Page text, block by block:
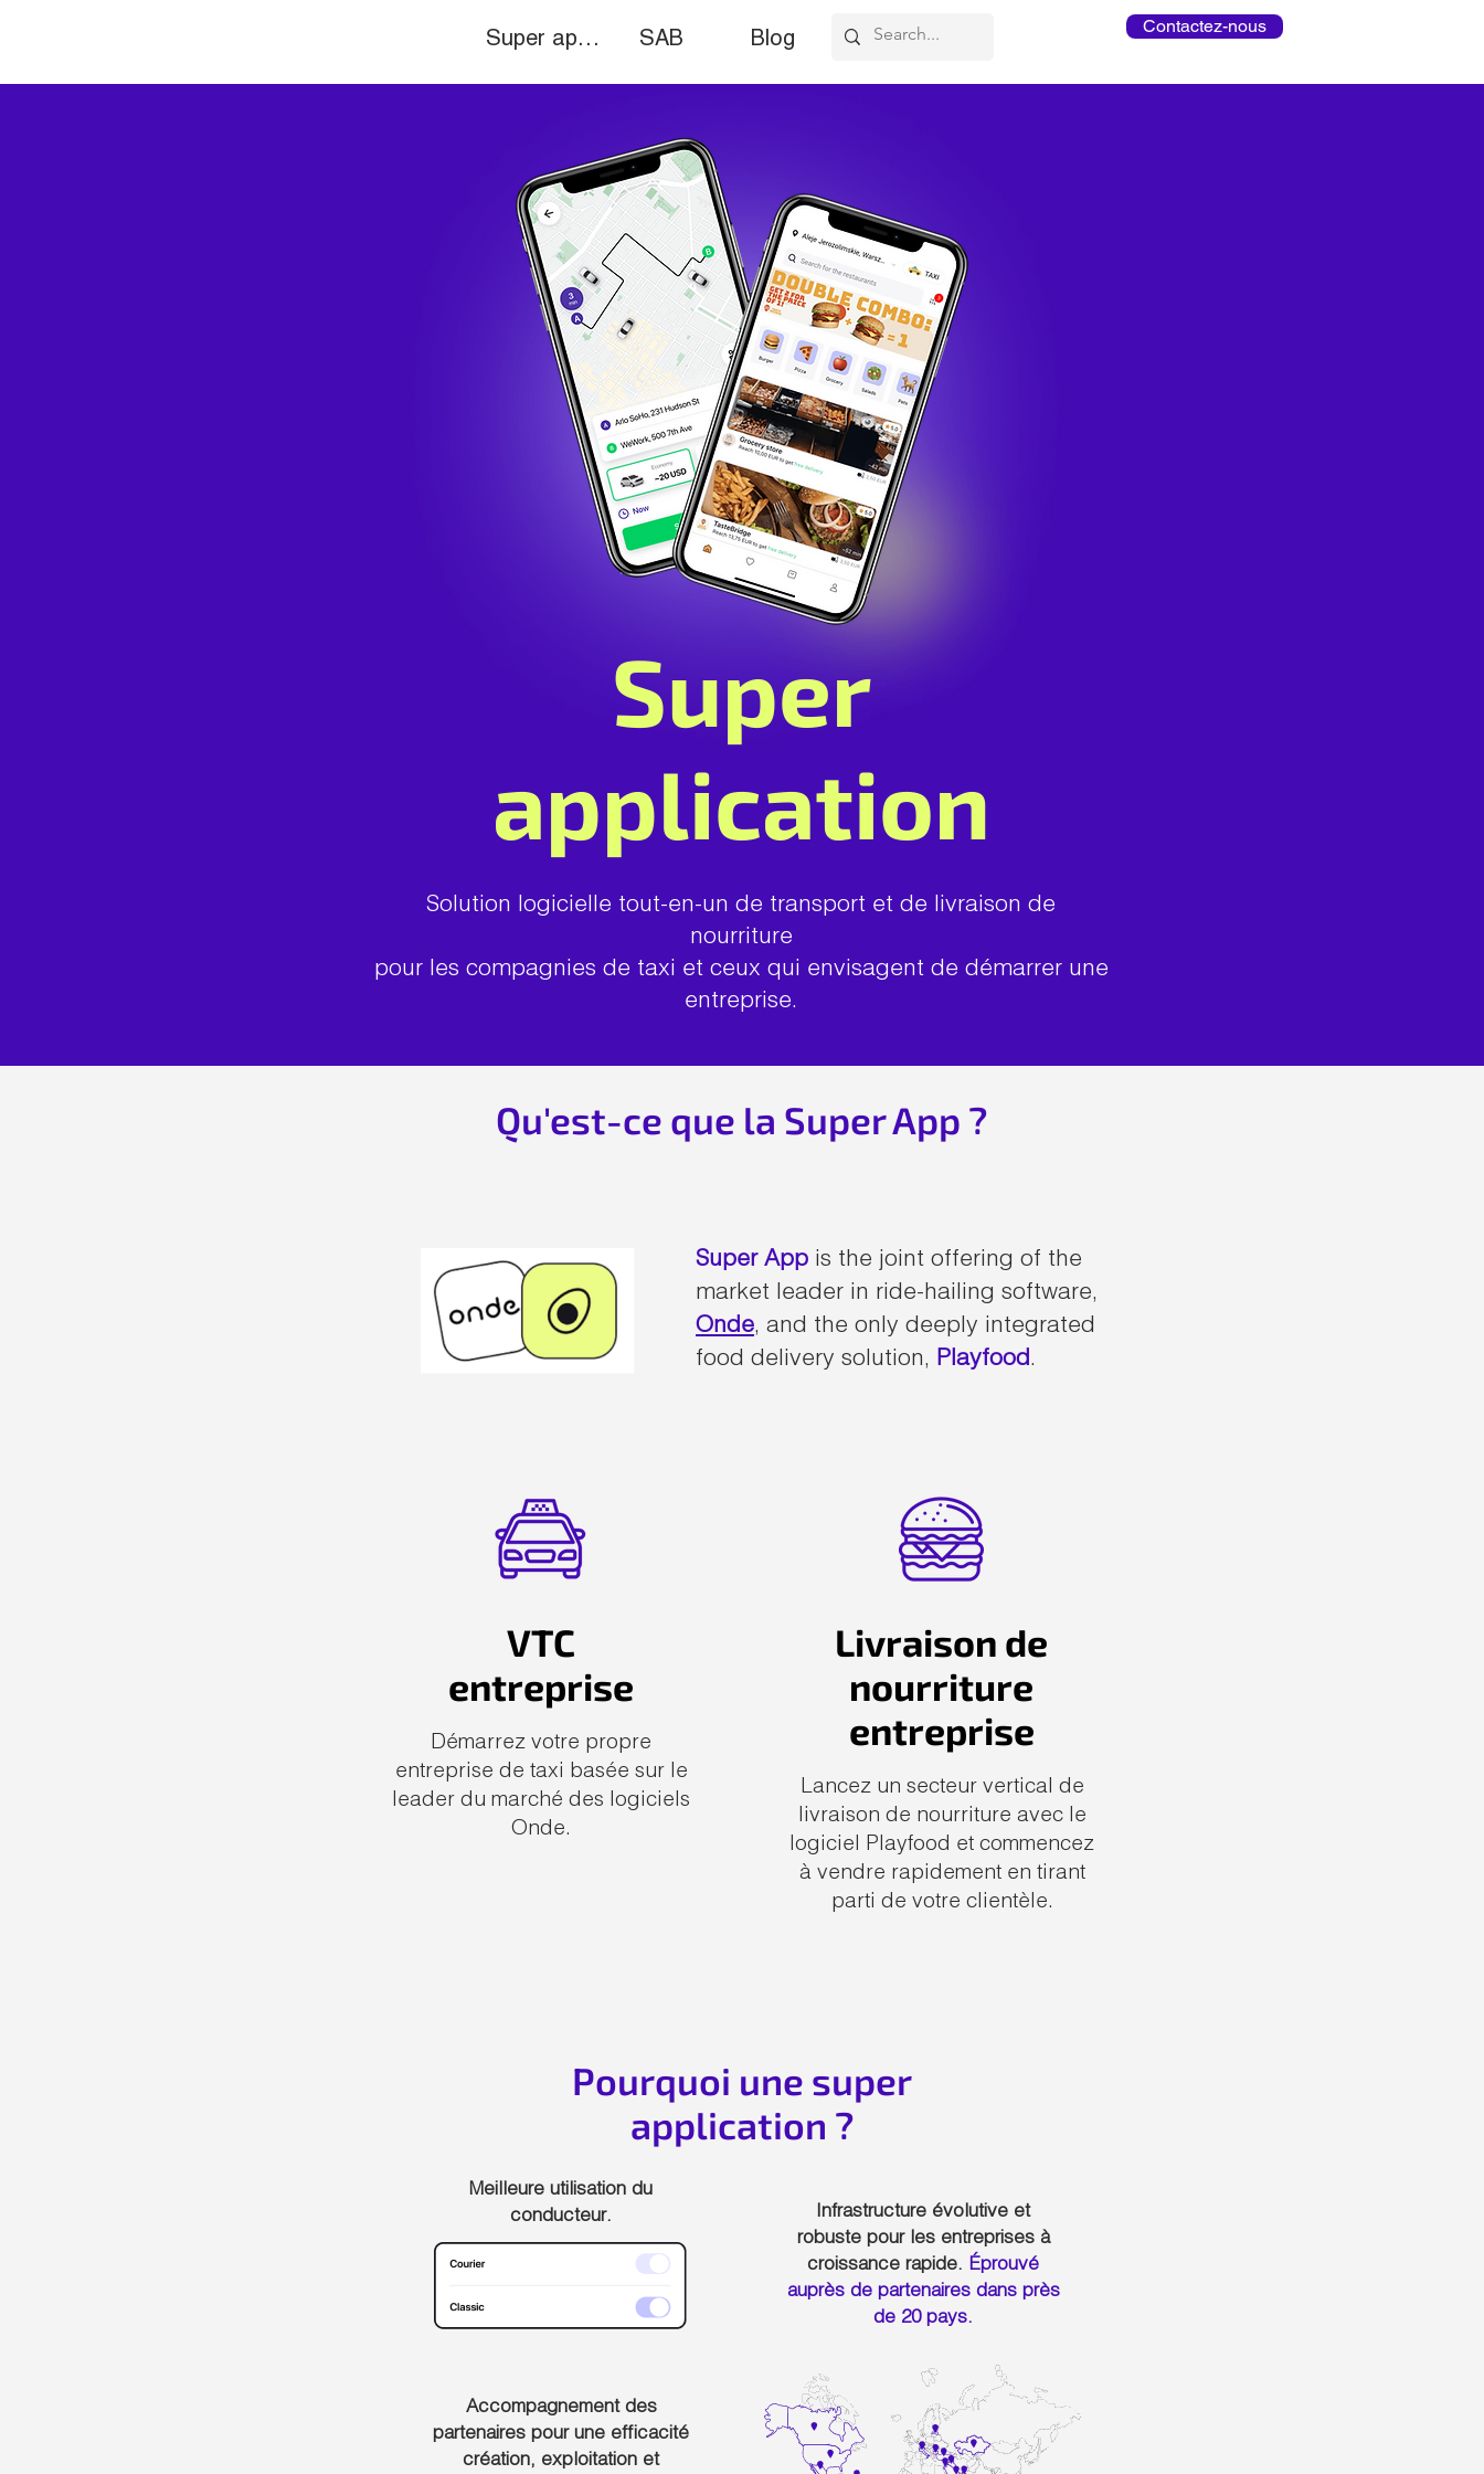
Super application SAB Blog Contactez-nous
Super
application
Solution logicielle tout-en-un de transport et de livraison de
nourriture
pour les compagnies de taxi et ceux qui envisagent de démarrer une
entreprise.
Qu'est-ce que la Super App ?
Super App is the joint offering of the
market leader in ride-hailing software,
Onde, and the only deeply integrated
food delivery solution, Playfood.
VTC
entreprise
Démarrez votre propre
entreprise de taxi basée sur le
leader du marché des logiciels
Onde.
Livraison de
nourriture
entreprise
Lancez un secteur vertical de
livraison de nourriture avec le
logiciel Playfood et commencez
à vendre rapidement en tirant
parti de votre clientèle.
Pourquoi une super
application ?
Meilleure utilisation du
conducteur.
Accompagnement des
partenaires pour une efficacité
création, exploitation et
Infrastructure évolutive et
robuste pour les entreprises à
croissance rapide. Éprouvé
auprès de partenaires dans près
de 20 pays.